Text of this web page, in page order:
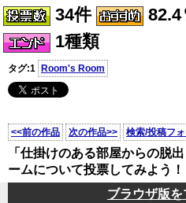
34件
82.4
1種類
タグ:1 Room's Room
<<前の作品 次の作品>> 検索/投稿フ
「仕掛けのある部屋からの脱
ームについて投票してみよう！
ブラウザ版